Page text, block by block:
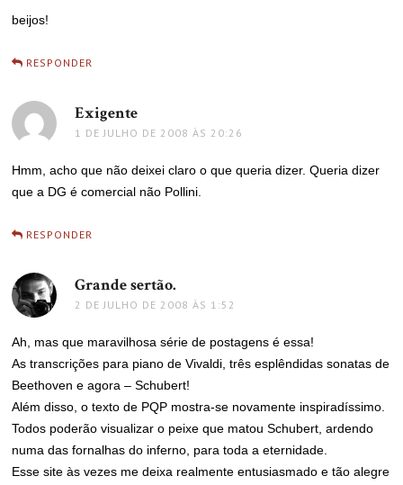
beijos!
RESPONDER
Exigente
1 DE JULHO DE 2008 ÀS 20:26
Hmm, acho que não deixei claro o que queria dizer. Queria dizer
que a DG é comercial não Pollini.
RESPONDER
Grande sertão.
2 DE JULHO DE 2008 ÀS 1:52
Ah, mas que maravilhosa série de postagens é essa!
As transcrições para piano de Vivaldi, três esplêndidas sonatas de
Beethoven e agora – Schubert!
Além disso, o texto de PQP mostra-se novamente inspiradíssimo.
Todos poderão visualizar o peixe que matou Schubert, ardendo
numa das fornalhas do inferno, para toda a eternidade.
Esse site às vezes me deixa realmente entusiasmado e tão alegre